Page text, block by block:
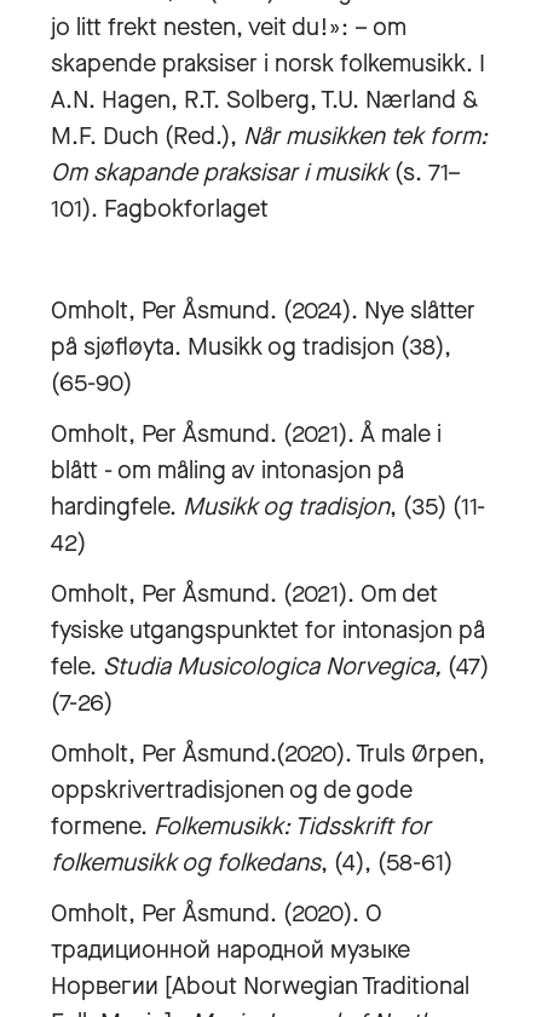
jo litt frekt nesten, veit du!»: – om
skapende praksiser i norsk folkemusikk. I
A.N. Hagen, R.T. Solberg, T.U. Nærland &
M.F. Duch (Red.), Når musikken tek form:
Om skapande praksisar i musikk(s. 71–
101). Fagbokforlaget
Omholt, Per Åsmund. (2024). Nye slåtter
på sjøfløyta. Musikk og tradisjon (38),
(65-90)
Omholt, Per Åsmund. (2021). Å male i
blått - om måling av intonasjon på
hardingfele. Musikk og tradisjon, (35) (11-
42)
Omholt, Per Åsmund. (2021). Om det
fysiske utgangspunktet for intonasjon på
fele. Studia Musicologica Norvegica, (47)
(7-26)
Omholt, Per Åsmund.(2020). Truls Ørpen,
oppskrivertradisjonen og de gode
formene. Folkemusikk: Tidsskrift for
folkemusikk og folkedans, (4), (58-61)
Omholt, Per Åsmund. (2020). О
традиционной народной музыке
Норвегии [About Norwegian Traditional